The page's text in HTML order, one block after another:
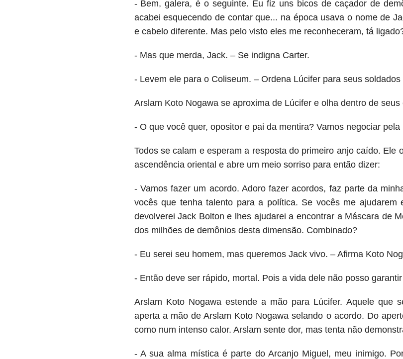
- Bem, galera, é o seguinte. Eu fiz uns bicos de caçador de
acabei esquecendo de contar que... na época usava o nome de
e cabelo diferente. Mas pelo visto eles me reconheceram, tá
- Mas que merda, Jack. – Se indigna Carter.
- Levem ele para o Coliseum. – Ordena Lúcifer para seus soldados
Arslam Koto Nogawa se aproxima de Lúcifer e olha dentro de seus
- O que você quer, opositor e pai da mentira? Vamos negociar
Todos se calam e esperam a resposta do primeiro anjo caído. Ele
ascendência oriental e abre um meio sorriso para então dizer:
- Vamos fazer um acordo. Adoro fazer acordos, faz parte da
vocês que tenha talento para a política. Se vocês me ajudarem
devolverei Jack Bolton e lhes ajudarei a encontrar a Máscara de
dos milhões de demônios desta dimensão. Combinado?
- Eu serei seu homem, mas queremos Jack vivo. – Afirma Koto
- Então deve ser rápido, mortal. Pois a vida dele não posso
Arslam Koto Nogawa estende a mão para Lúcifer. Aquele que
aperta a mão de Arslam Koto Nogawa selando o acordo. Do
como num intenso calor. Arslam sente dor, mas tenta não
- A sua alma mística é parte do Arcanjo Miguel, meu inimigo.